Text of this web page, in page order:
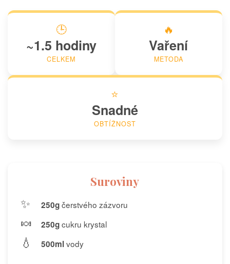
🕒
~1.5 hodiny
CELKEM
🔥
Vaření
METODA
⭐
Snadné
OBTÍŽNOST
Suroviny
✨ 250gčerstvého zázvoru
🍬 250gcukru krystal
💧 500mlvody